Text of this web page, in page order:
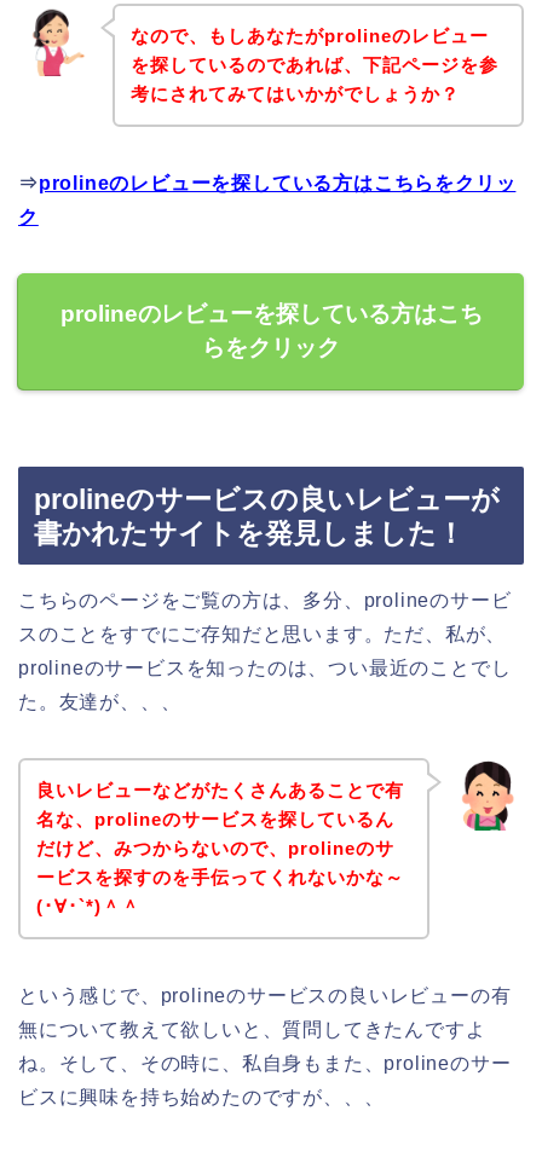
なので、もしあなたがprolineのレビュー
を探しているのであれば、下記ページを参
考にされてみてはいかがでしょうか？
⇒prolineのレビューを探している方はこちらをクリッ
ク
prolineのレビューを探している方はこち
らをクリック
prolineのサービスの良いレビューが
書かれたサイトを発見しました！
こちらのページをご覧の方は、多分、prolineのサービ
スのことをすでにご存知だと思います。ただ、私が、
prolineのサービスを知ったのは、つい最近のことでし
た。友達が、、、
良いレビューなどがたくさんあることで有
名な、prolineのサービスを探しているん
だけど、みつからないので、prolineのサ
ービスを探すのを手伝ってくれないかな～
(･∀･`*)＾＾
という感じで、prolineのサービスの良いレビューの有
無について教えて欲しいと、質問してきたんですよ
ね。そして、その時に、私自身もまた、prolineのサー
ビスに興味を持ち始めたのですが、、、